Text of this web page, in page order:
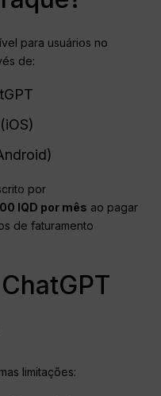
para usuários no
de:
por
IQD por mês ao pagar
de faturamento
limitações: